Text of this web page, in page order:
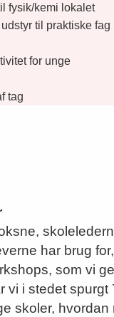
fysik/kemi lokalet
til praktiske fag
for unge
tag
har brug
som vi
vi i stedet spurgt
skoler, hvordan